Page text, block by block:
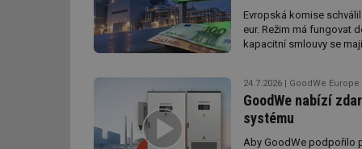
Evropská komise
eur. Režim má fungovat
kapacitní smlouvy se
24.7.2026 GoodWe Europe
GoodWe nabízí
systému
Aby GoodWe podpořilo
_dc_gtm_UA-
id